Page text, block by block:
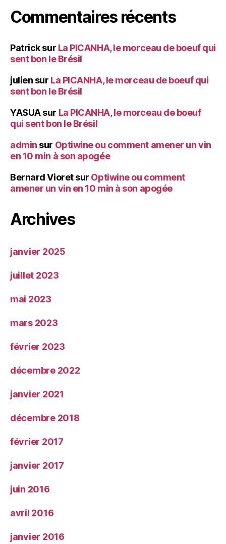
Commentaires récents
Patricksur La PICANHA, le morceau de boeuf qui
sent bon le Brésil
julien sur La PICANHA, le morceau de boeuf qui
sent bon le Brésil
YASUAsur La PICANHA, le morceau de boeuf
qui sent bon le Brésil
admin sur Optiwine ou comment amener un vin
en 10 min à son apogée
Bernard Vioretsur Optiwine ou comment
amener un vin en 10 min à son apogée
Archives
janvier 2025
juillet 2023
mai 2023
mars 2023
février 2023
décembre 2022
janvier 2021
décembre 2018
février 2017
janvier 2017
juin 2016
avril 2016
janvier 2016